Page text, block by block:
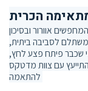
הכרית
אוורור ובסיכון
לסביבה ביתית,
שכבר פיתח פצע לחץ,
עם צוות מדטקס